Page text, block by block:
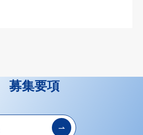
募集要項